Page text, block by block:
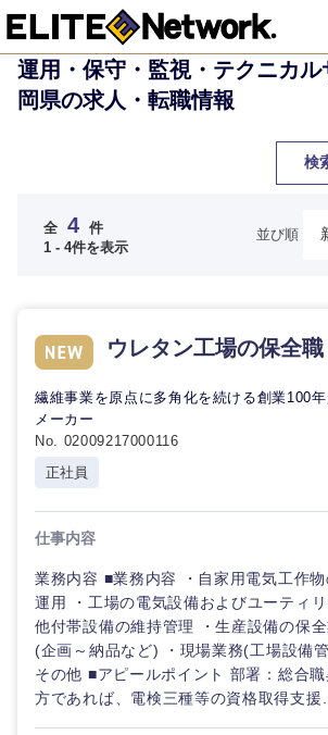
運用・保守・監視・テクニカ
岡県の求人・転職情報
検
経営企
画・事業
経営ボー
管理
SCM
人事
事業管理
新規事業企画・
M&A・事業投資
経営企画・事業企画
SCM
人事
商社・卸
エネルギー・資源・環境
自動車・機械・船舶
電気・電子・半導体
素材・化学・金属
北海道・東北地方
北海道 青森
秋田県 岩手県
宮城県 山形
福島県
希望年収
40代
フリーワード
全 4 件
1 - 4件を表示
並び順
ウレタン工場の保全職
繊維事業を原点に多角化を続ける創業100
メーカー
No. 02009217000116
正社員
仕事内容
業務内容 ■業務内容 ・自家用電気工作物
運用 ・工場の電気設備およびユーティ
他付帯設備の維持管理 ・生産設備の保
(企画～納品など) ・現場業務(工場設備
その他 ■アピールポイント 部署：総合
方であれば、電検三種等の資格取得支援...